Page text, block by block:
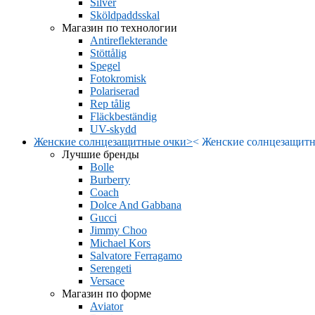
Silver
Sköldpaddsskal
Магазин по технологии
Antireflekterande
Stöttålig
Spegel
Fotokromisk
Polariserad
Rep tålig
Fläckbeständig
UV-skydd
Женские солнцезащитные очки>< Женские
Лучшие бренды
Bolle
Burberry
Coach
Dolce And Gabbana
Gucci
Jimmy Choo
Michael Kors
Salvatore Ferragamo
Serengeti
Versace
Магазин по форме
Aviator